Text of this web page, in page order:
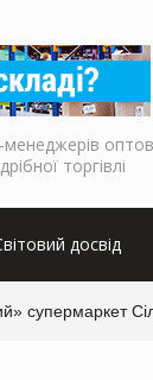
торгівлі
досвід
супермаркет